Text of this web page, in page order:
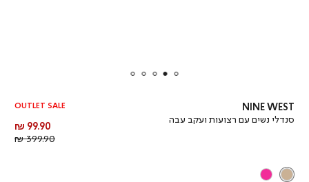
NINE WEST
סנדלי נשים עם רצועות ועקב עבה
OUTLET SALE
מחיר
מוצר
99.90 ₪
399.90 ₪